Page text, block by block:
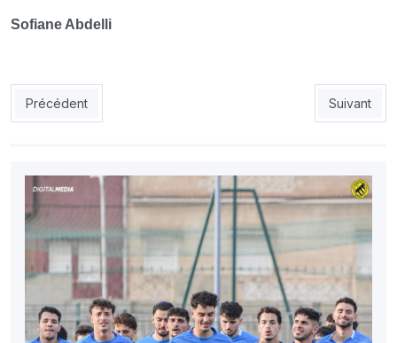
Sofiane Abdelli
Article précédent : NAHD : Sahbane-Benzekri, la mayonnaise
Précédent Article
Suivant